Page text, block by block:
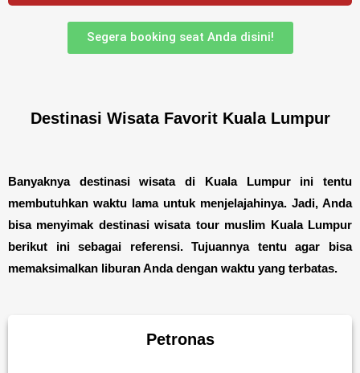
Segera booking seat Anda disini!
Destinasi Wisata Favorit Kuala Lumpur
Banyaknya destinasi wisata di Kuala Lumpur ini tentu
membutuhkan waktu lama untuk menjelajahinya. Jadi, Anda
bisa menyimak destinasi wisata tour muslim Kuala Lumpur
berikut ini sebagai referensi. Tujuannya tentu agar bisa
memaksimalkan liburan Anda dengan waktu yang terbatas.
Petronas